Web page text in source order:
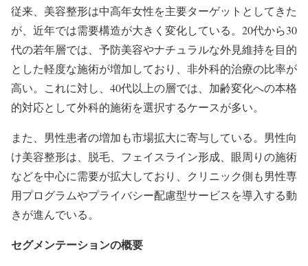
従来、美容整形は中高年女性を主要ターゲットとしてきた
が、近年では需要構造が大きく変化している。20代から30
代の若年層では、予防美容やナチュラルな外見維持を目的
とした軽度な施術が増加しており、非外科的治療の比率が
高い。これに対し、40代以上の層では、加齢変化への本格
的対応として外科的施術を選択するケースが多い。
また、男性患者の増加も市場拡大に寄与している。男性向
け美容整形は、脱毛、フェイスライン形成、眼周りの施術
などを中心に需要が拡大しており、クリニック側も男性専
用プログラムやプライバシー配慮型サービスを導入する動
きが進んでいる。
セグメンテーションの概要